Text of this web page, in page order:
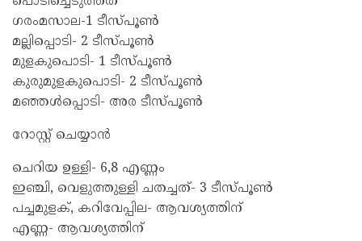
​ഗരംമസാല-1 ടീസ്പൂൺ
മല്ലിപ്പൊടി- 2 ടീസ്പൂൺ
മുളകുപൊടി- 1 ടീസ്പൂൺ
കുരുമുളകുപൊടി- 2 ടീസ്പൂൺ
മഞ്ഞൾപ്പൊടി- അര ടീസ്പൂൺ
റോസ്റ്റ് ചെയ്യാൻ
ചെറിയ ഉള്ളി- 6,8 എണ്ണം
ഇഞ്ചി, വെളുത്തുള്ളി ചതച്ചത്- 3 ടീസ്പൂൺ
പച്ചമുളക്, കറിവേപ്പില- ആവശ്യത്തിന്
എണ്ണ- ആവശ്യത്തിന്